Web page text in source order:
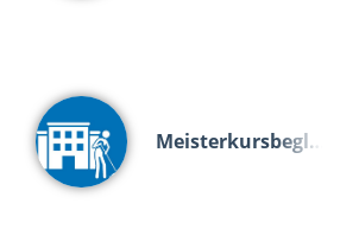
Meisterkursbegl…